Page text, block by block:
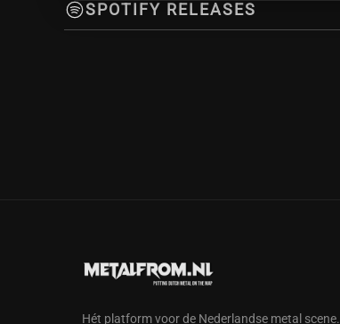
SPOTIFY RELEASES
Hét platform voor de Nederlandse metal scene.